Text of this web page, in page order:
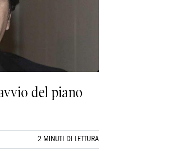
del piano
2 MINUTI DI LETTURA